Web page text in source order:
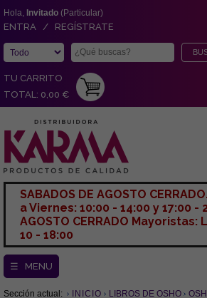
Hola, Invitado (Particular)
ENTRA / REGÍSTRATE
TU CARRITO
TOTAL: 0,00 €
SABADOS DE AGOSTO
a Viernes: 10:00 - 14:00 y 17:00 -
AGOSTO CERRADO Mayoristas:
10 - 18:00
☰ MENU
Sección actual: INICIO LIBROS DE OSHO